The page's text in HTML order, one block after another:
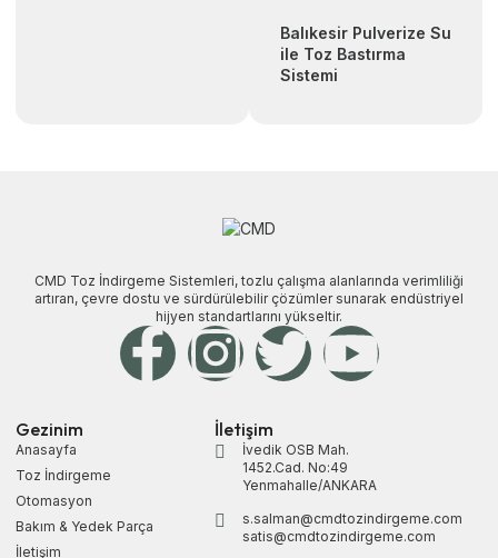
Balıkesir Pulverize Su
ile Toz Bastırma
Sistemi
CMD Toz İndirgeme Sistemleri, tozlu çalışma alanlarında verimliliği
artıran, çevre dostu ve sürdürülebilir çözümler sunarak endüstriyel
hijyen standartlarını yükseltir.
Gezinim
Anasayfa
Toz İndirgeme
Otomasyon
Bakım & Yedek Parça
İletişim
İletişim
İvedik OSB Mah.
1452.Cad. No:49
Yenmahalle/ANKARA
s.salman@cmdtozindirgeme.com
satis@cmdtozindirgeme.com